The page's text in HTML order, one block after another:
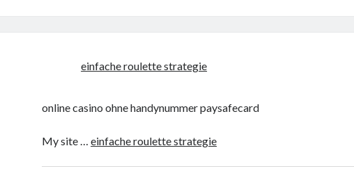
einfache roulette strategie
online casino ohne handynummer paysafecard
My site …einfache roulette strategie